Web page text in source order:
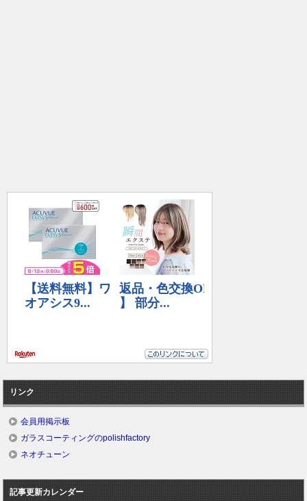
リンク
会員用掲示板
ガラスコーティングのpolishfactory
ネオチューン
記事更新カレンダー